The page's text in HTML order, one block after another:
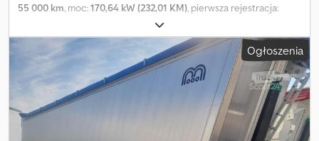
55 000 km , moc:170,64 kW (232,01 KM) , pierwsza rejestracja:
, masa całkowita:
konfiguracja osi:4x4, paliwo:diesel, kolor:czerwony, typ
przekładni:
mechaniczny , Rok budowy:1991, Wyposażenie:napęd
na wszystkie koła, ogrzewanie postojowe, Z naszej natychmiast
dostępnej oferty pojazdów używanych proponujemy: Samochód
ratowniczo-gaśniczy LF 16/12 4x4 z napędem na wszystkie koła,
zbiornik na wodę 1 600 l, na podwoziu MAN 14.232 Dane ogólne: •
Rok produkcji: 1991, pierwsza rejestracja: 12/1991 • Przebieg: ok. 55
Ogłoszenia